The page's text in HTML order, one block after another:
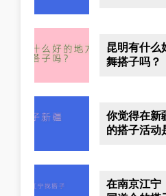
昆明有什么
舞搭子吗？
你觉得在新
的搭子活动
在南京江宁